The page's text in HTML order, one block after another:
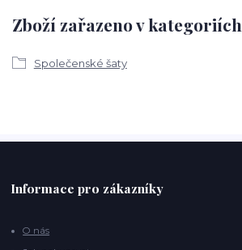
Zboží zařazeno v kategoriích
Společenské šaty
Informace pro zákazníky
O nás